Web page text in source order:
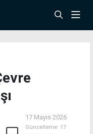
17 Mayıs 2026
Güncelleme: 17